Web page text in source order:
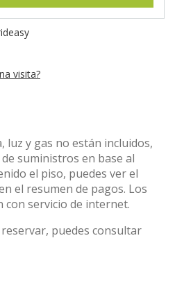
visita?
luz y gas no están incluidos,
suministros en base al
el piso, puedes ver el
el resumen de pagos. Los
servicio de internet.
puedes consultar